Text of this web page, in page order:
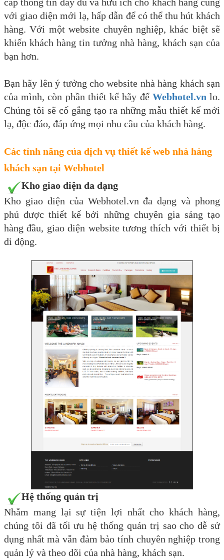
với giao diện mới lạ, hấp dẫn để có thể thu hút khách
hàng. Với một website chuyên nghiệp, khác biệt sẽ
khiến khách hàng tin tưởng nhà hàng, khách sạn của
bạn hơn.
Bạn hãy lên ý tưởng cho website nhà hàng khách sạn
của mình, còn phần thiết kế hãy để Webhotel.vn lo.
Chúng tôi sẽ cố gắng tạo ra những mẫu thiết kế mới
lạ, độc đáo, đáp ứng mọi nhu cầu của khách hàng.
Các tính năng của dịch vụ thiết kế web nhà hàng
khách sạn tại Webhotel
Kho giao diện đa dạng
Kho giao diện của Webhotel.vn đa dạng và phong
phú được thiết kế bởi những chuyên gia sáng tạo
hàng đầu, giao diện website tương thích với thiết bị
di động.
Hệ thống quản trị
Nhằm mang lại sự tiện lợi nhất cho khách hàng,
chúng tôi đã tối ưu hệ thống quán trị sao cho dễ sử
dụng nhất mà vẫn đảm bảo tính chuyên nghiệp trong
quản lý và theo dõi của nhà hàng, khách sạn.